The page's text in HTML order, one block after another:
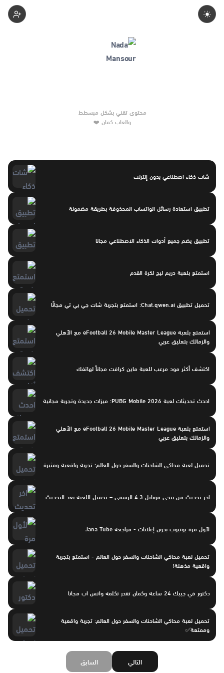
والعاب كمان ❤️
شات ذكاء اصطناعي بدون إنترنت
تطبيق استعادة رسائل الواتساب المحذوفة بطريقة مضمونة
تطبيق يضم جميع أدوات الذكاء الاصطناعي مجانا
استمتع بلعبة دريم ليج لكرة القدم
تحميل تطبيق Chat.qwen.ai: استمتع بتجربة شات جي بي تي مجانًا
استمتع بلعبة eFootball 26 Mobile Master League مع الأهلي
والزمالك بتعليق عربي
اكتشف أكثر مود مرعب للعبة ماين كرافت مجاناً لهاتفك
احدث تحديثات لعبة PUBG Mobile 2026: ميزات جديدة وتجربة مجانية
استمتع بلعبة eFootball 26 Mobile Master League مع الأهلي
والزمالك بتعليق عربي
تحميل لعبة محاكي الشاحنات والسفر حول العالم: تجربة واقعية ومثيرة
اخر تحديث من ببجي موبايل 4.3 الرسمي – تحميل اللعبة بعد التحديث
لأول مرة يوتيوب بدون إعلانات - مراجعة Jana Tube
تحميل لعبة محاكي الشاحنات والسفر حول العالم - استمتع بتجربة
واقعية مذهلة!
دكتور في جيبك 24 ساعة وكمان تقدر تكلمه واتس اب مجانا
تحميل لعبة محاكي الشاحنات والسفر حول العالم: تجربة واقعية
وممتعة✅
السابق التالي